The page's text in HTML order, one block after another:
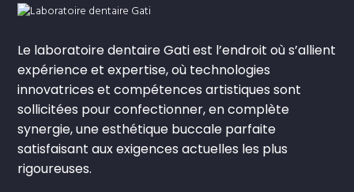
Le laboratoire dentaire Gati est l’endroit où s’allient
expérience et expertise, où technologies
innovatrices et compétences artistiques sont
sollicitées pour confectionner, en complète
synergie, une esthétique buccale parfaite
satisfaisant aux exigences actuelles les plus
rigoureuses.